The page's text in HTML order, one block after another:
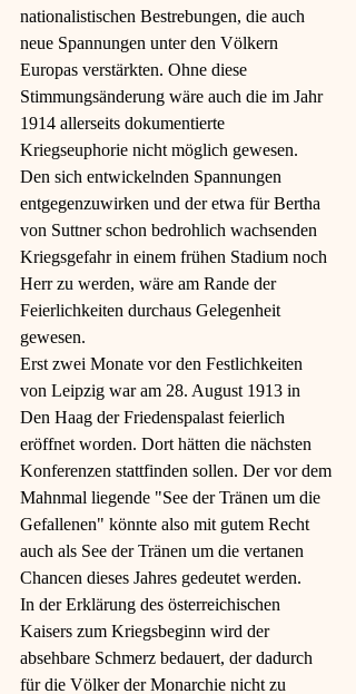
nationalistischen Bestrebungen, die auch
neue Spannungen unter den Völkern
Europas verstärkten. Ohne diese
Stimmungsänderung wäre auch die im Jahr
1914 allerseits dokumentierte
Kriegseuphorie nicht möglich gewesen.
Den sich entwickelnden Spannungen
entgegenzuwirken und der etwa für Bertha
von Suttner schon bedrohlich wachsenden
Kriegsgefahr in einem frühen Stadium noch
Herr zu werden, wäre am Rande der
Feierlichkeiten durchaus Gelegenheit
gewesen.
Erst zwei Monate vor den Festlichkeiten
von Leipzig war am 28. August 1913 in
Den Haag der Friedenspalast feierlich
eröffnet worden. Dort hätten die nächsten
Konferenzen stattfinden sollen. Der vor dem
Mahnmal liegende "See der Tränen um die
Gefallenen" könnte also mit gutem Recht
auch als See der Tränen um die vertanen
Chancen dieses Jahres gedeutet werden.
In der Erklärung des österreichischen
Kaisers zum Kriegsbeginn wird der
absehbare Schmerz bedauert, der dadurch
für die Völker der Monarchie nicht zu